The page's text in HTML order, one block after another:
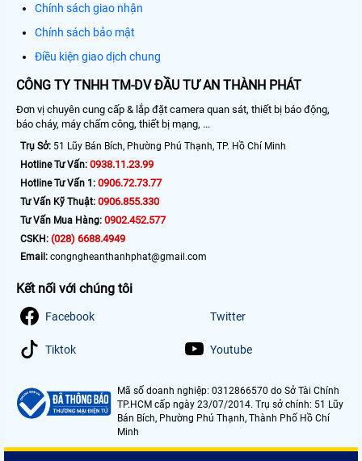
Chính sách giao nhận
Chính sách bảo mật
Điều kiện giao dịch chung
CÔNG TY TNHH TM-DV ĐẦU TƯ AN THÀNH PHÁT
Đơn vị chuyên cung cấp & lắp đặt camera quan sát, thiết bị báo động,
báo cháy, máy chấm công, thiết bị mạng, ...
Trụ Sở: 51 Lũy Bán Bích, Phường Phú Thạnh, TP. Hồ Chí Minh
Hotline Tư Vấn: 0938.11.23.99
Hotline Tư Vấn 1: 0906.72.73.77
Tư Vấn Kỹ Thuật: 0906.855.330
Tư Vấn Mua Hàng: 0902.452.577
CSKH: (028) 6688.4949
Email: congngheanthanhphat@gmail.com
Kết nối với chúng tôi
Facebook Twitter
Tiktok Youtube
Mã số doanh nghiệp: 0312866570 do Sở Tài Chính
TP.HCM cấp ngày 23/07/2014. Trụ sở chính: 51 Lũy
Bán Bích, Phường Phú Thạnh, Thành Phố Hồ Chí
Minh